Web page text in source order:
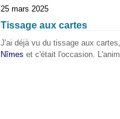
25 mars 2025
Tissage aux cartes
J'ai déjà vu du tissage aux
Nîmes et c'était l'occasion.